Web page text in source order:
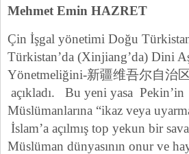
Mehmet Emin HAZRET
Çin İşgal yönetimi Doğu
Türkistan’da (Xinjiang’da) Dini A
Yönetmeliğini-新疆维吾尔自治
açıkladı. Bu yeni yasa
Müslümanlarına “ikaz veya
İslam’a açılmış top yekun bir
Müslüman dünyasının onur ve